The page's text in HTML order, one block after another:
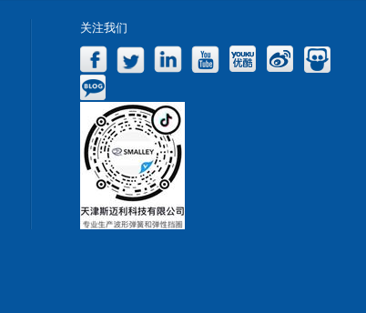
关注我们
FacebookTwitter LinkedIn